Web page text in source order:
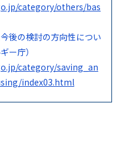
category/others/bas
後の検討の方向性につい
ー庁）
category/saving_an
index03.html